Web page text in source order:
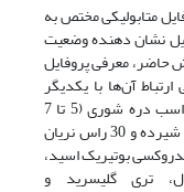
متابولیکی مختص به
نشان دهنده وضعیت
حاضر، معرفی پروفایل
آن‌ها با یکدیگر
نمونه‌های خون از 56 راس اسب دره شوری (5 تا 7
ساله) شامل26 راس مادیان غیر باردار و غیر شیرده و 30 راس نریان
بوتیریک اسید،
تری گلیسرید و